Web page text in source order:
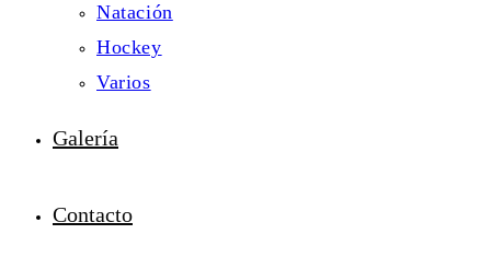
Natación
Hockey
Varios
Galería
Contacto